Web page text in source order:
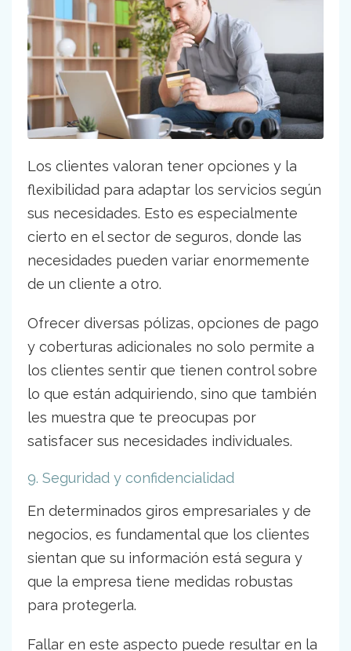
Los clientes valoran tener opciones y la
flexibilidad para adaptar los servicios según
sus necesidades. Esto es especialmente
cierto en el sector de seguros, donde las
necesidades pueden variar enormemente
de un cliente a otro.
Ofrecer diversas pólizas, opciones de pago
y coberturas adicionales no solo permite a
los clientes sentir que tienen control sobre
lo que están adquiriendo, sino que también
les muestra que te preocupas por
satisfacer sus necesidades individuales.
9. Seguridad y confidencialidad
En determinados giros empresariales y de
negocios, es fundamental que los clientes
sientan que su información está segura y
que la empresa tiene medidas robustas
para protegerla.
Fallar en este aspecto puede resultar en la